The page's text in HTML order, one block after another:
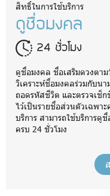
สิทธิ์ในการใช้บริการ
ดูชื่อมงคล
24 ชั่วโมง
ดูชื่อมงคล ชื่อเสริมดวงตา
วิเคราะห์ชื่อมงคลร่วมกับน
ถอดรหัสชีวิต และตรวจเ
ไว้เป็นรายชื่อส่วนตัวเฉพา
บริการ สามารถใช้บริการดู
ครบ 24 ชั่วโมง